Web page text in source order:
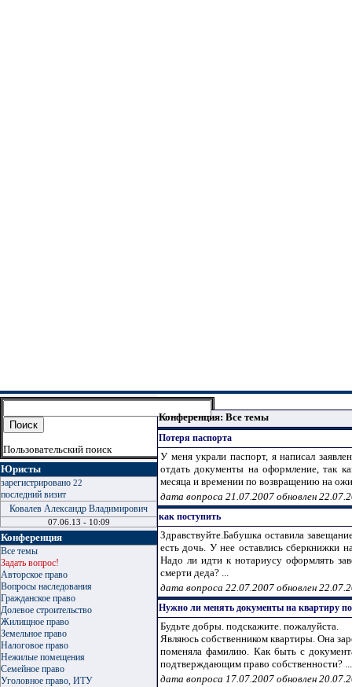
Пользовательский поиск
Юристы
зарегистрировано 22
последний визит
Ковалев Александр Владимирович
07.06.13 - 10:09
Конференция
Все темы
Задать вопрос!
Авторское право
Вопросы наследования
Гражданское право
Долевое строительство
Жилищное право
Земельное право
Налоговое право
Нежилые помещения
Семейное право
Уголовное право, ИТУ
Конференция: Все темы
Потеря паспорта
У меня украли паспорт, я написал
отдать документы на оформление, так
месяца и времении по возвращению на
дата вопроса 21.07.2007 обновлен
как поступить
Здравствуйте.Бабушка оставила
есть дочь. У нее оставлись сберкнижки
Надо ли идти к нотариусу оформлять
смерти деда? ...
дата вопроса 22.07.2007 обновлен
Нужно ли менять документы на квартиру
Будьте добры. подскажите. пожалуйста.
Являюсь собственником квартиры. Она
поменяла фамилию. Как быть с
подтверждающим право собственности? ...
дата вопроса 17.07.2007 обновлен